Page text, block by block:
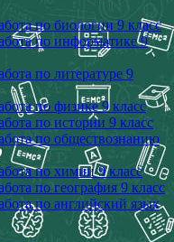
по биологии 9 класс
по информатике 9
по литературе 9
по физике 9 класс
по истории 9 класс
по обществознанию
по химии 9 класс
по география 9 класс
по английский язык